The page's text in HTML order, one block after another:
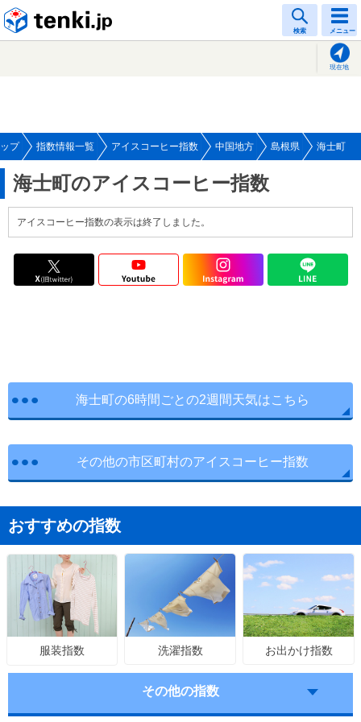
検索 メニュー
現在地
プ 指数情報一覧 アイスコーヒー指数 中国地方 島根県 海士町
海士町のアイスコーヒー指数
アイスコーヒー指数の表示は終了しました。
海士町の6時間ごとの2週間天気はこちら
その他の市区町村のアイスコーヒー指数
おすすめの指数
服装指数 洗濯指数 お出かけ指数
その他の指数